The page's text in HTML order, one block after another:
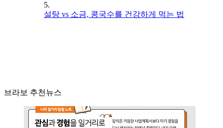
5.
설탕 vs 소금, 콩국수를 건강하게 먹는 법
브라보 추천뉴스